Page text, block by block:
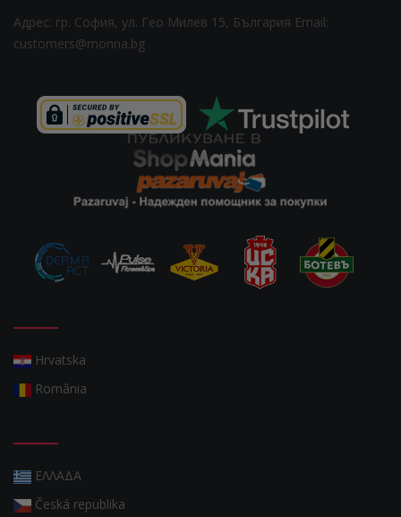
Адрес: гр. София, ул. Гео Милев 15, България Email:
customers@monna.bg
Hrvatska
România
ΕΛΛΑΔΑ
Česká republika